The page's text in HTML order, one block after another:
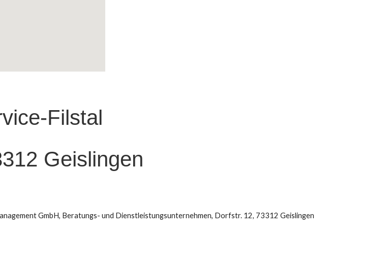
Filstal
Geislingen
GmbH, Beratungs- und Dienstleistungsunternehmen, Dorfstr. 12, 73312 Geislingen